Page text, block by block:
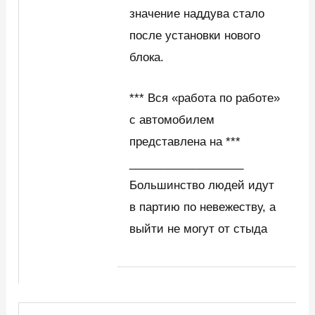
значение наддува стало
после установки нового
блока.
*** Вся «работа по работе»
с автомобилем
представлена на ***
Большинство людей идут
в партию по невежеству, а
выйти не могут от стыда